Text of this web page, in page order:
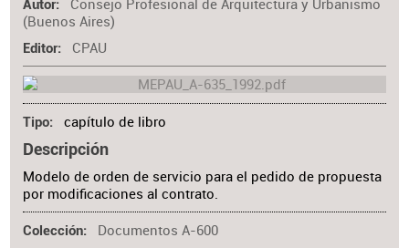
Autor
Consejo Profesional de Arquitectura y Urbanismo
(Buenos Aires)
Editor CPAU
Tipo capítulo de libro
Descripción
Modelo de orden de servicio para el pedido de propuesta
por modificaciones al contrato.
Colección Documentos A-600